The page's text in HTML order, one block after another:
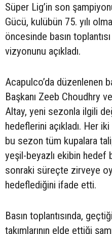
Süper Lig’in son
Gücü, kulübün 75. yılı
öncesinde basın
vizyonunu açıkladı.
Acapulco’da düzenlenen
Başkanı Zeeb Choudhry
Altay, yeni sezonla ilgili
hedeflerini açıkladı. Her
bu sezon tüm kupalara
yeşil-beyazlı ekibin hedef
sonraki süreçte zirveye
hedeflediğini ifade etti.
Basın toplantısında,
takımlarının elde ettiği